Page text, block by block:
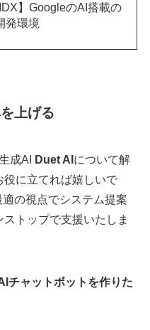
IDX】GoogleのAI搭載の
発環境
上げる
成AI Duet AI について解
に立てれば嬉しいで
の視点でシステム提案
トップで支援いたしま
チャットボットを作りた